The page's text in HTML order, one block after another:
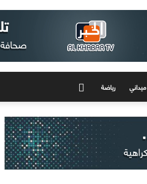
ميداني رياضة